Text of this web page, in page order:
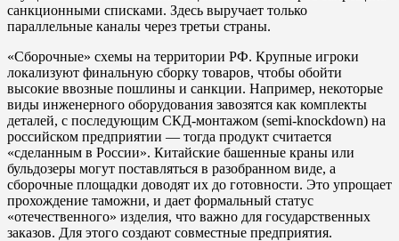
санкционными списками. Здесь выручает только
параллельные каналы через третьи страны.
«Сборочные» схемы на территории РФ. Крупные игроки
локализуют финальную сборку товаров, чтобы обойти
высокие ввозные пошлины и санкции. Например, некоторые
виды инженерного оборудования завозятся как комплекты
деталей, с последующим СКД-монтажом (semi-knockdown) на
российском предприятии — тогда продукт считается
«сделанным в России». Китайские башенные краны или
бульдозеры могут поставляться в разобранном виде, а
сборочные площадки доводят их до готовности. Это упрощает
прохождение таможни, и дает формальный статус
«отечественного» изделия, что важно для государственных
заказов. Для этого создают совместные предприятия.